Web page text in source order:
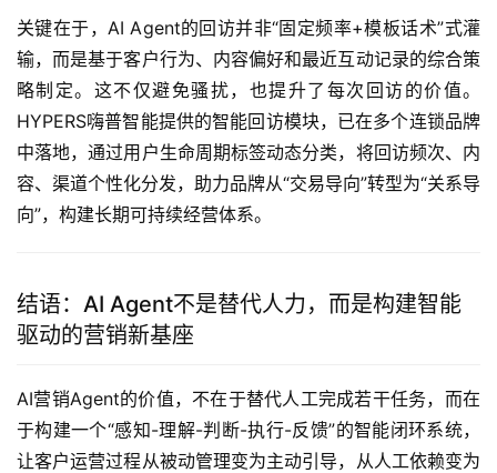
关键在于，AI Agent的回访并非“固定频率+模板话术”式灌
输，而是基于客户行为、内容偏好和最近互动记录的综合策
略制定。这不仅避免骚扰，也提升了每次回访的价值。
HYPERS嗨普智能提供的智能回访模块，已在多个连锁品牌
中落地，通过用户生命周期标签动态分类，将回访频次、内
容、渠道个性化分发，助力品牌从“交易导向”转型为“关系导
向”，构建长期可持续经营体系。
结语：AI Agent不是替代人力，而是构建智能
驱动的营销新基座
AI营销Agent的价值，不在于替代人工完成若干任务，而在
于构建一个“感知-理解-判断-执行-反馈”的智能闭环系统，
让客户运营过程从被动管理变为主动引导，从人工依赖变为